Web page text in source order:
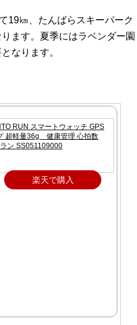
19㎞、たんばらスキーパーク
ます。夏季にはラベンダー園
なります。
RUN スマートウォッチ GPS
超軽量36g 健康管理 心拍数
ン SS051109000
楽天で購入